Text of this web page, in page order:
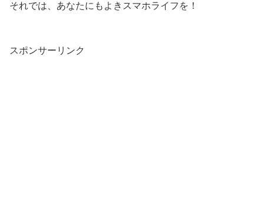
それでは、あなたにもよきスマホライフを！
スポンサーリンク